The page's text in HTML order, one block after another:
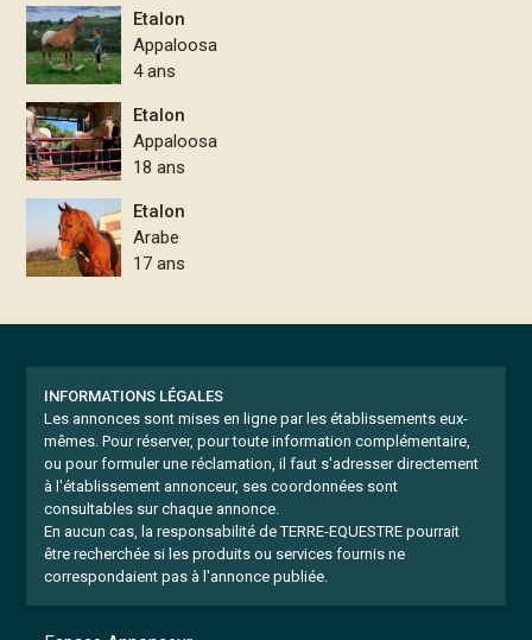
Etalon
Appaloosa
4 ans
Etalon
Appaloosa
18 ans
Etalon
Arabe
17 ans
INFORMATIONS LÉGALES
Les annonces sont mises en ligne par les établissements eux-
mêmes. Pour réserver, pour toute information complémentaire,
ou pour formuler une réclamation, il faut s'adresser directement
à l'établissement annonceur, ses coordonnées sont
consultables sur chaque annonce.
En aucun cas, la responsabilité de TERRE-EQUESTRE pourrait
être recherchée si les produits ou services fournis ne
correspondaient pas à l'annonce publiée.